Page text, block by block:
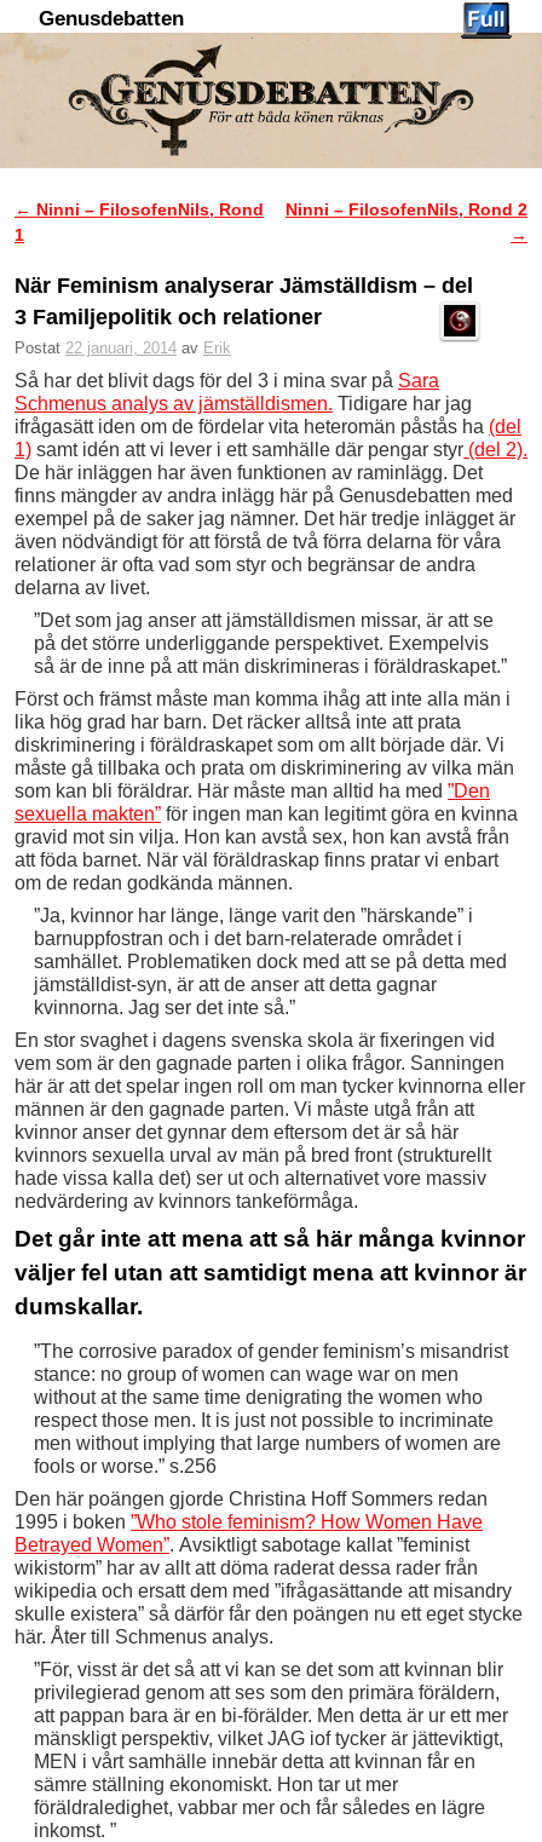
Genusdebatten
Inläggsnavigering
← Ninni – FilosofenNils, Rond
1
Ninni – FilosofenNils, Rond 2
→
När Feminism analyserar Jämställdism – del
3 Familjepolitik och relationer
Postat 22 januari, 2014 av Erik
Så har det blivit dags för del 3 i mina svar på Sara
Schmenus analys av jämställdismen. Tidigare har jag
ifrågasätt iden om de fördelar vita heteromän påstås ha (del
1) samt idén att vi lever i ett samhälle där pengar styr (del 2).
De här inläggen har även funktionen av raminlägg. Det
finns mängder av andra inlägg här på Genusdebatten med
exempel på de saker jag nämner. Det här tredje inlägget är
även nödvändigt för att förstå de två förra delarna för våra
relationer är ofta vad som styr och begränsar de andra
delarna av livet.
”Det som jag anser att jämställdismen missar, är att se
på det större underliggande perspektivet. Exempelvis
så är de inne på att män diskrimineras i föräldraskapet.”
Först och främst måste man komma ihåg att inte alla män i
lika hög grad har barn. Det räcker alltså inte att prata
diskriminering i föräldraskapet som om allt började där. Vi
måste gå tillbaka och prata om diskriminering av vilka män
som kan bli föräldrar. Här måste man alltid ha med ”Den
sexuella makten” för ingen man kan legitimt göra en kvinna
gravid mot sin vilja. Hon kan avstå sex, hon kan avstå från
att föda barnet. När väl föräldraskap finns pratar vi enbart
om de redan godkända männen.
”Ja, kvinnor har länge, länge varit den ”härskande” i
barnuppfostran och i det barn-relaterade området i
samhället. Problematiken dock med att se på detta med
jämställdist-syn, är att de anser att detta gagnar
kvinnorna. Jag ser det inte så.”
En stor svaghet i dagens svenska skola är fixeringen vid
vem som är den gagnade parten i olika frågor. Sanningen
här är att det spelar ingen roll om man tycker kvinnorna eller
männen är den gagnade parten. Vi måste utgå från att
kvinnor anser det gynnar dem eftersom det är så här
kvinnors sexuella urval av män på bred front (strukturellt
hade vissa kalla det) ser ut och alternativet vore massiv
nedvärdering av kvinnors tankeförmåga.
Det går inte att mena att så här många kvinnor
väljer fel utan att samtidigt mena att kvinnor är
dumskallar.
”The corrosive paradox of gender feminism’s misandrist
stance: no group of women can wage war on men
without at the same time denigrating the women who
respect those men. It is just not possible to incriminate
men without implying that large numbers of women are
fools or worse.” s.256
Den här poängen gjorde Christina Hoff Sommers redan
1995 i boken ”Who stole feminism? How Women Have
Betrayed Women”. Avsiktligt sabotage kallat ”feminist
wikistorm” har av allt att döma raderat dessa rader från
wikipedia och ersatt dem med ”ifrågasättande att misandry
skulle existera” så därför får den poängen nu ett eget stycke
här. Åter till Schmenus analys.
”För, visst är det så att vi kan se det som att kvinnan blir
privilegierad genom att ses som den primära föräldern,
att pappan bara är en bi-förälder. Men detta är ur ett mer
mänskligt perspektiv, vilket JAG iof tycker är jätteviktigt,
MEN i vårt samhälle innebär detta att kvinnan får en
sämre ställning ekonomiskt. Hon tar ut mer
föräldraledighet, vabbar mer och får således en lägre
inkomst. ”